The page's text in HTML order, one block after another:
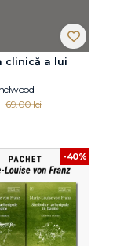
clinică a lui
69.00 lei
-40%